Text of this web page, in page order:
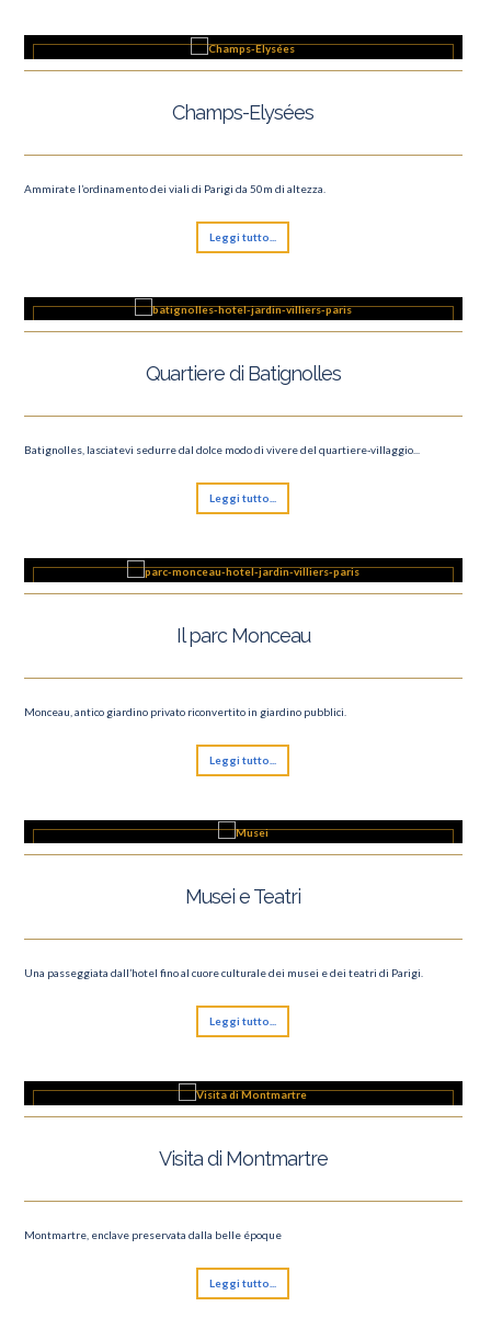
Champs-Elysées
Ammirate l’ordinamento dei viali di Parigi da 50m di altezza.
Leggi tutto...
Quartiere di Batignolles
Batignolles, lasciatevi sedurre dal dolce modo di vivere del quartiere-villaggio...
Leggi tutto...
Il parc Monceau
Monceau, antico giardino privato riconvertito in giardino pubblici.
Leggi tutto...
Musei e Teatri
Una passeggiata dall’hotel fino al cuore culturale dei musei e dei teatri di Parigi.
Leggi tutto...
Visita di Montmartre
Montmartre, enclave preservata dalla belle époque
Leggi tutto...